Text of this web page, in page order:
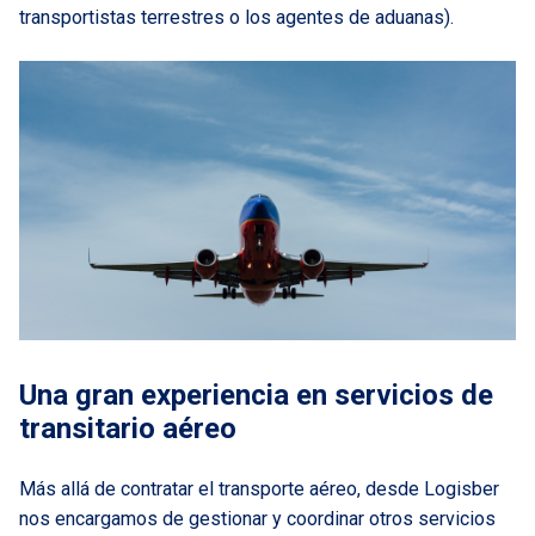
transportistas terrestres o los agentes de aduanas).
Una gran experiencia en servicios de
transitario aéreo
Más allá de contratar el transporte aéreo, desde Logisber
nos encargamos de gestionar y coordinar otros servicios